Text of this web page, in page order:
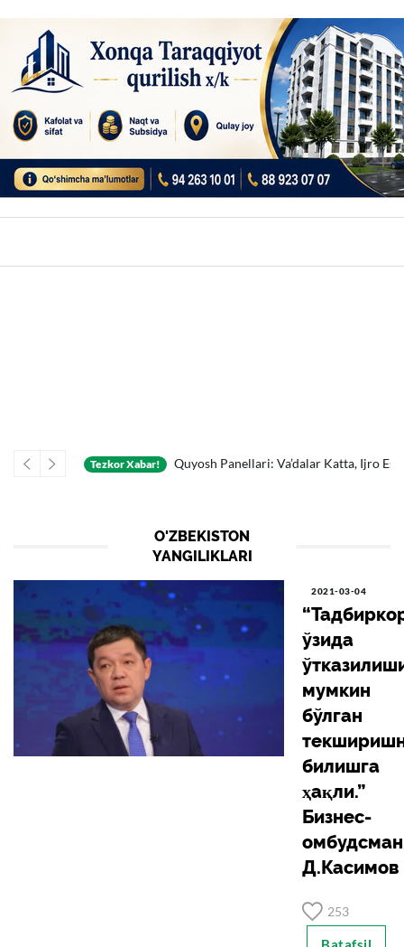
Oldingi
Keyingi
Fosh Etildi Tezkor Xabar! Quyosh Panellari: Va’dalar Katta, Ijro Esa «paysalga»
O'ZBEKISTON
YANGILIKLARI
2021-03-04
ўзида
мумкин
бўлган
билишга
ҳақли.”
Бизнес-
омбудсман
Д.Касимов
253